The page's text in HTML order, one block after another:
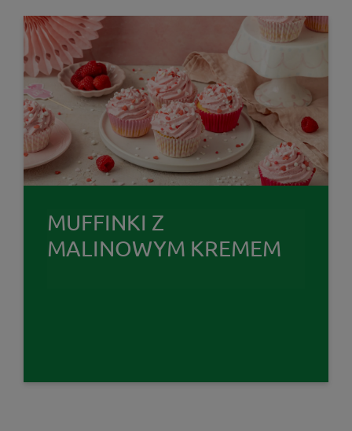
MUFFINKI Z
MALINOWYM KREMEM